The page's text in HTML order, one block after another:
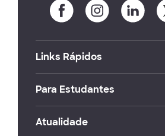
Links Rápidos
Para Estudantes
Atualidade